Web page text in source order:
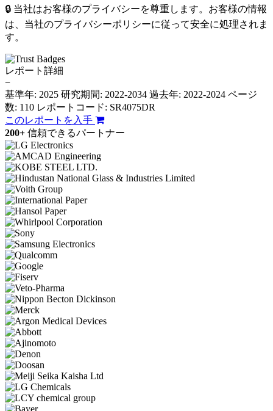
🔒 当社はお客様のプライバシーを尊重します。お客様の情報
は、当社のプライバシーポリシーに従って安全に処理されま
す。
レポート詳細
−
基準年: 2025 研究期間: 2022-2034 過去年: 2022-2024 ページ
数: 110 レポートコード: SR4075DR
このレポートを入手
200+ 信頼できるパートナー